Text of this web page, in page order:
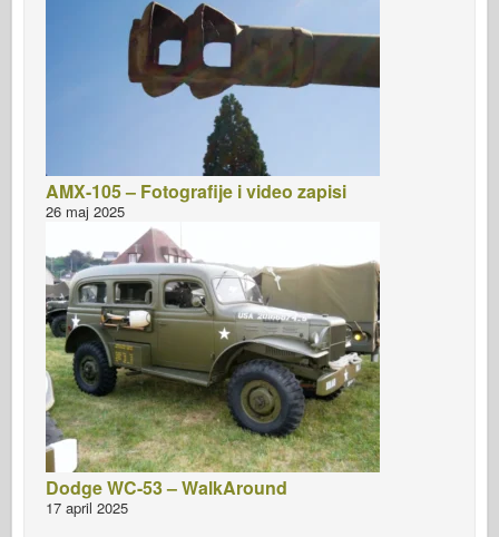
AMX-105 – Fotografije i video zapisi
26 maj 2025
Dodge WC-53 – WalkAround
17 april 2025